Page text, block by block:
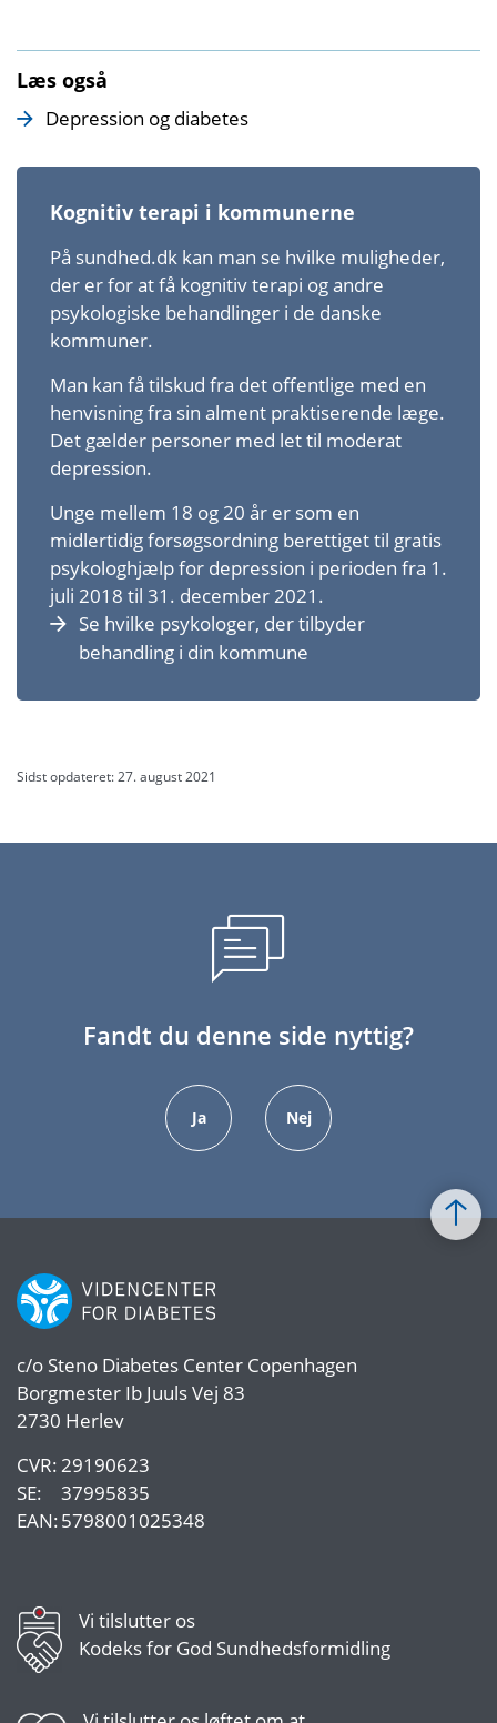
Læs også
Depression og diabetes
Kognitiv terapi i kommunerne
På sundhed.dk kan man se hvilke muligheder,
der er for at få kognitiv terapi og andre
psykologiske behandlinger i de danske
kommuner.
Man kan få tilskud fra det offentlige med en
henvisning fra sin alment praktiserende læge.
Det gælder personer med let til moderat
depression.
Unge mellem 18 og 20 år er som en
midlertidig forsøgs­ordning berettiget til gratis
psykolog­hjælp for depression i perioden fra 1.
juli 2018 til 31. december 2021.
Se hvilke psykologer, der tilbyder
behandling i din kommune
Sidst opdateret: 27. august 2021
Fandt du denne side nyttig?
Ja Nej
c/o Steno Diabetes Center Copenhagen
Borgmester Ib Juuls Vej 83
2730 Herlev
CVR:29190623
SE:
37995835
EAN:5798001025348
Vi tilslutter os
Kodeks for God Sundhedsformidling